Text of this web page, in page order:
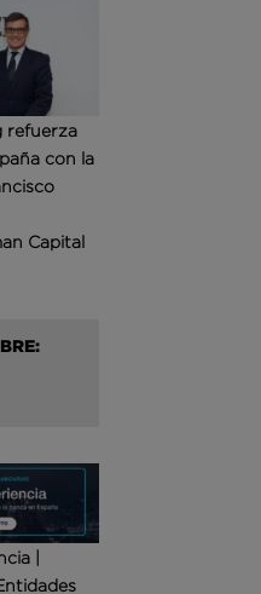
refuerza
con la
Capital
|